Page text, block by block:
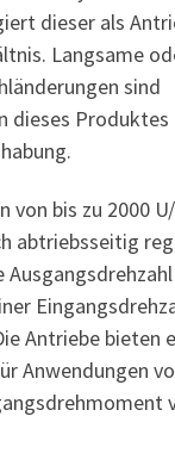
dieser als
Langsame
sind
dieses
von bis zu 2000
abtriebsseitig
Antriebe bieten
Anwendungen